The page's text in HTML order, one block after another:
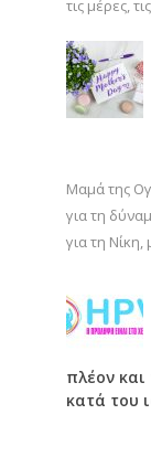
τις μέρες,
Μαμά της
για τη
για τη
πλέον
κατά του